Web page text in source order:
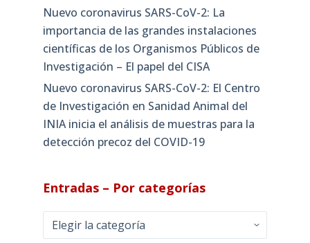
Nuevo coronavirus SARS-CoV-2: La
importancia de las grandes instalaciones
científicas de los Organismos Públicos de
Investigación – El papel del CISA
Nuevo coronavirus SARS-CoV-2: El Centro
de Investigación en Sanidad Animal del
INIA inicia el análisis de muestras para la
detección precoz del COVID-19
Entradas – Por categorías
Entradas
–